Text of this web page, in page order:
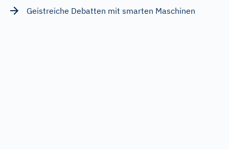
Geistreiche Debatten mit smarten Maschinen